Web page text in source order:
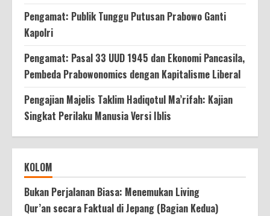
Pengamat: Publik Tunggu Putusan Prabowo Ganti
Kapolri
Pengamat: Pasal 33 UUD 1945 dan Ekonomi Pancasila,
Pembeda Prabowonomics dengan Kapitalisme Liberal
Pengajian Majelis Taklim Hadiqotul Ma’rifah: Kajian
Singkat Perilaku Manusia Versi Iblis
KOLOM
Bukan Perjalanan Biasa: Menemukan Living
Qur’an secara Faktual di Jepang (Bagian Kedua)